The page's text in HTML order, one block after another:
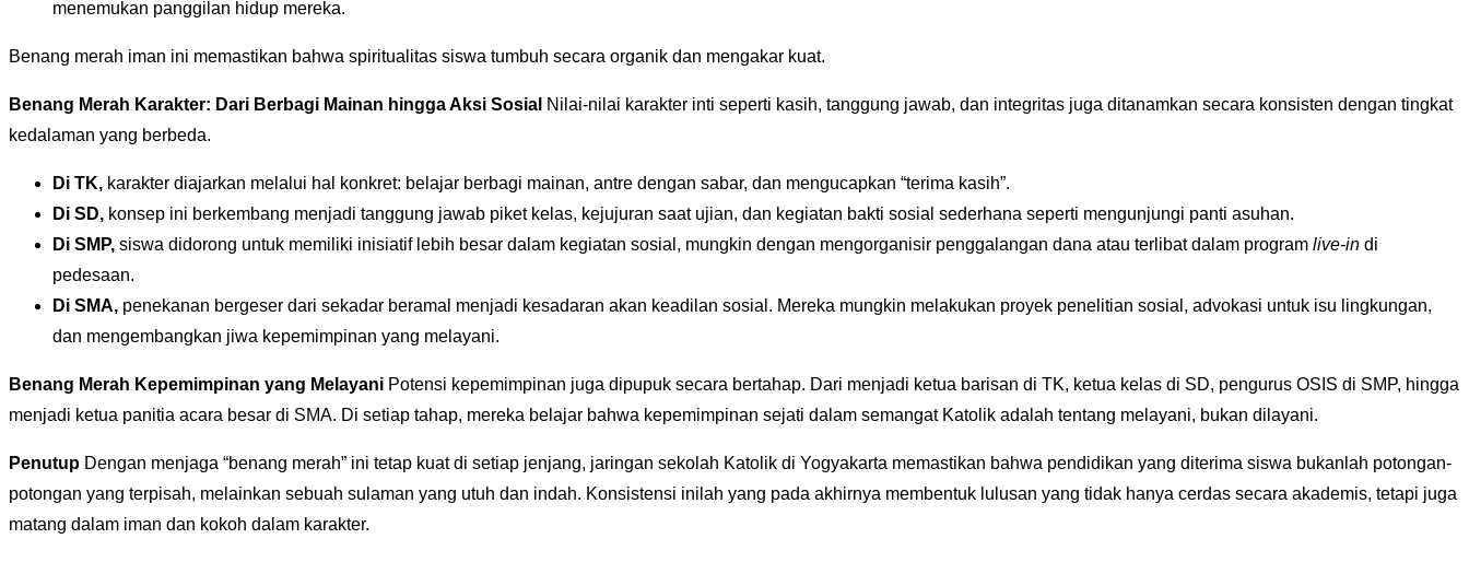
menemukan panggilan hidup mereka.
Benang merah iman ini memastikan bahwa spiritualitas siswa tumbuh secara organik dan mengakar kuat.
Benang Merah Karakter: Dari Berbagi Mainan hingga Aksi Sosial Nilai-nilai karakter inti seperti kasih, tanggung jawab, dan integritas juga ditanamkan secara konsisten dengan tingkat
kedalaman yang berbeda.
Di TK, karakter diajarkan melalui hal konkret: belajar berbagi mainan, antre dengan sabar, dan mengucapkan “terima kasih”.
Di SD, konsep ini berkembang menjadi tanggung jawab piket kelas, kejujuran saat ujian, dan kegiatan bakti sosial sederhana seperti mengunjungi panti asuhan.
Di SMP, siswa didorong untuk memiliki inisiatif lebih besar dalam kegiatan sosial, mungkin dengan mengorganisir penggalangan dana atau terlibat dalam program live-in di
pedesaan.
Di SMA, penekanan bergeser dari sekadar beramal menjadi kesadaran akan keadilan sosial. Mereka mungkin melakukan proyek penelitian sosial, advokasi untuk isu lingkungan,
dan mengembangkan jiwa kepemimpinan yang melayani.
Benang Merah Kepemimpinan yang Melayani Potensi kepemimpinan juga dipupuk secara bertahap. Dari menjadi ketua barisan di TK, ketua kelas di SD, pengurus OSIS di SMP, hingga
menjadi ketua panitia acara besar di SMA. Di setiap tahap, mereka belajar bahwa kepemimpinan sejati dalam semangat Katolik adalah tentang melayani, bukan dilayani.
Penutup Dengan menjaga “benang merah” ini tetap kuat di setiap jenjang, jaringan sekolah Katolik di Yogyakarta memastikan bahwa pendidikan yang diterima siswa bukanlah potongan-
potongan yang terpisah, melainkan sebuah sulaman yang utuh dan indah. Konsistensi inilah yang pada akhirnya membentuk lulusan yang tidak hanya cerdas secara akademis, tetapi juga
matang dalam iman dan kokoh dalam karakter.